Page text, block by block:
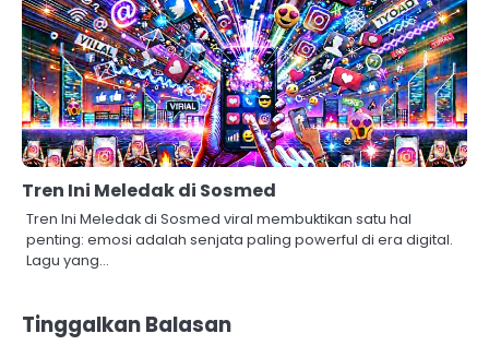
Tren Ini Meledak di Sosmed
Tren Ini Meledak di Sosmed viral membuktikan satu hal
penting: emosi adalah senjata paling powerful di era digital.
Lagu yang…
Tinggalkan Balasan